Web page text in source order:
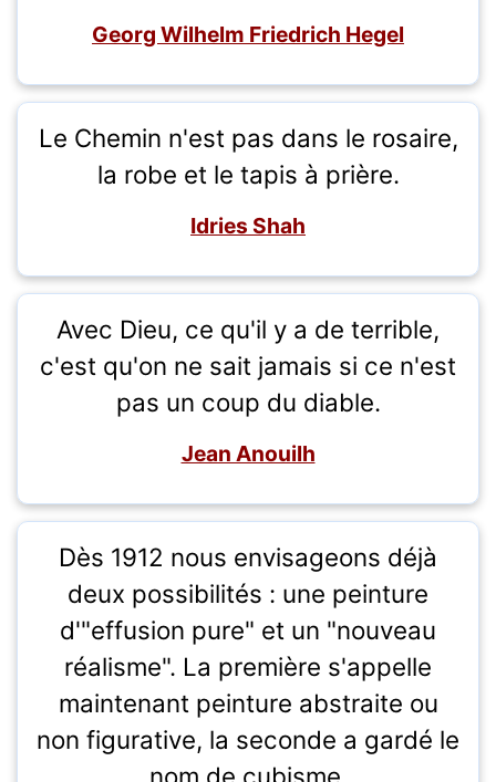
Georg Wilhelm Friedrich Hegel
Le Chemin n'est pas dans le rosaire,
la robe et le tapis à prière.
Idries Shah
Avec Dieu, ce qu'il y a de terrible,
c'est qu'on ne sait jamais si ce n'est
pas un coup du diable.
Jean Anouilh
Dès 1912 nous envisageons déjà
deux possibilités : une peinture
d'"effusion pure" et un "nouveau
réalisme". La première s'appelle
maintenant peinture abstraite ou
non figurative, la seconde a gardé le